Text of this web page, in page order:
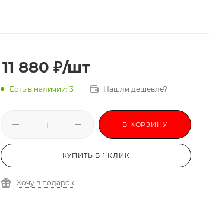
11 880 ₽/шт
Есть в наличии: 3 Нашли дешевле?
В КОРЗИНУ
КУПИТЬ В 1 КЛИК
Хочу в подарок